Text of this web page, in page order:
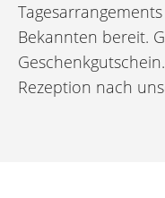
Bekannten bereit.
Rezeption nach